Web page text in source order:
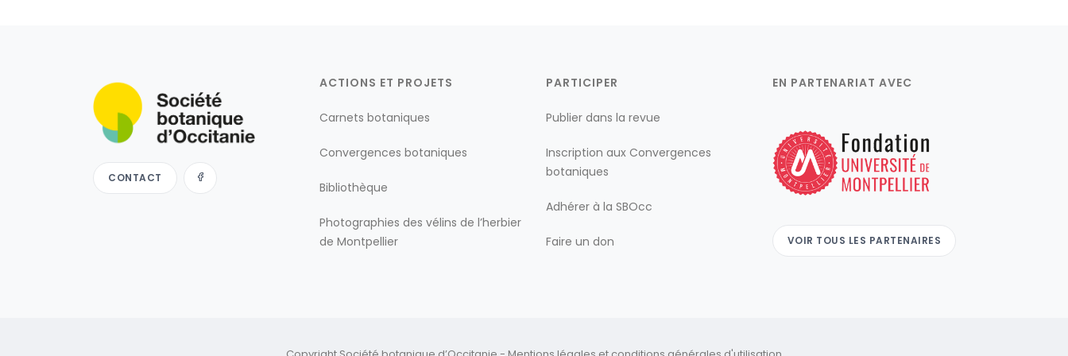
CONTACT
ACTIONS ET PROJETS
Carnets botaniques
Convergences botaniques
Bibliothèque
Photographies des vélins de l’herbier
de Montpellier
PARTICIPER
Publier dans la revue
Inscription aux Convergences
botaniques
Adhérer à la SBOcc
Faire un don
EN PARTENARIAT AVEC
VOIR TOUS LES PARTENAIRES